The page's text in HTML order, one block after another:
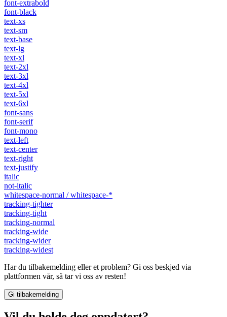
font-extrabold
font-black
text-xs
text-sm
text-base
text-lg
text-xl
text-2xl
text-3xl
text-4xl
text-5xl
text-6xl
font-sans
font-serif
font-mono
text-left
text-center
text-right
text-justify
italic
not-italic
whitespace-normal / whitespace-*
tracking-tighter
tracking-tight
tracking-normal
tracking-wide
tracking-wider
tracking-widest
Har du tilbakemelding eller et problem? Gi oss beskjed via
plattformen vår, så tar vi oss av resten!
Gi tilbakemelding